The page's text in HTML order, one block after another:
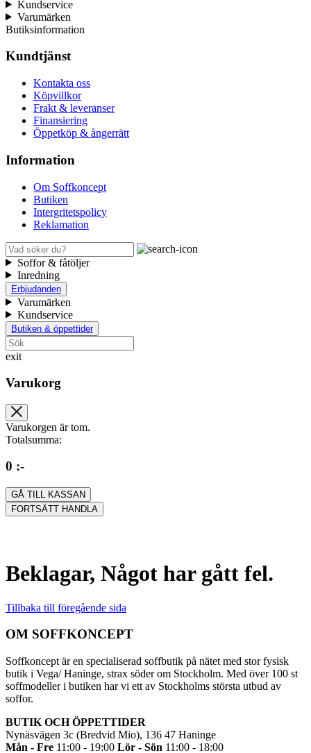
Kundservice
Varumärken
Butiksinformation
Kundtjänst
Kontakta oss
Köpvillkor
Frakt & leveranser
Finansiering
Öppetköp & ångerrätt
Information
Om Soffkoncept
Butiken
Intergritetspolicy
Reklamation
Soffor & fåtöljer
Inredning
Erbjudanden
Varumärken
Kundservice
Butiken & öppettider
exit
Varukorg
Varukorgen är tom.
Totalsumma:
0 :-
GÅ TILL KASSAN
FORTSÄTT HANDLA
Beklagar, Något har gått fel.
Tillbaka till föregående sida
OM SOFFKONCEPT
Soffkoncept är en specialiserad soffbutik på nätet med stor fysisk
butik i Vega/ Haninge, strax söder om Stockholm. Med över 100 st
soffmodeller i butiken har vi ett av Stockholms största utbud av
soffor.
BUTIK OCH ÖPPETTIDER
Nynäsvägen 3c (Bredvid Mio), 136 47 Haninge
Mån - Fre 11:00 - 19:00 Lör - Sön 11:00 - 18:00